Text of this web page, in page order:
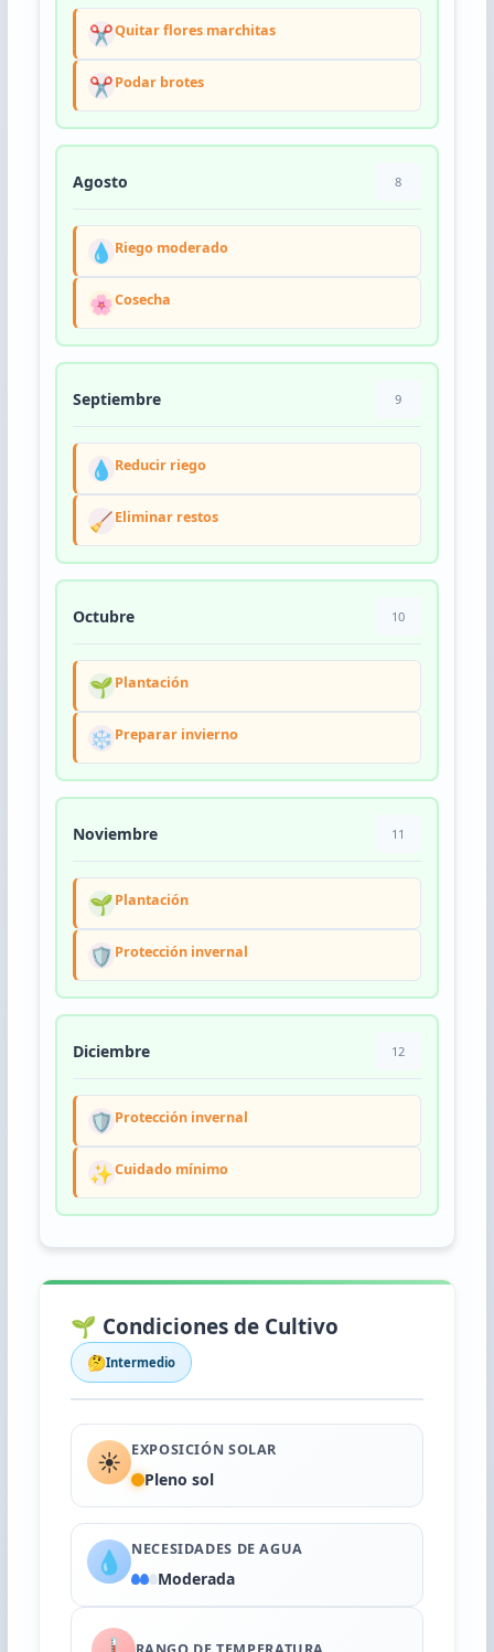
✂️Quitar flores marchitas
✂️Podar brotes
Agosto 8
💧 Riego moderado
🌸Cosecha
Septiembre 9
💧 Reducir riego
🧹Eliminar restos
Octubre 10
🌱Plantación
❄️ Preparar invierno
Noviembre 11
🌱Plantación
🛡️ Protección invernal
Diciembre 12
🛡️ Protección invernal
✨Cuidado mínimo
🌱 Condiciones de Cultivo
🤔Intermedio
☀️ EXPOSICIÓN SOLAR
Pleno sol
💧 NECESIDADES DE AGUA
Moderada